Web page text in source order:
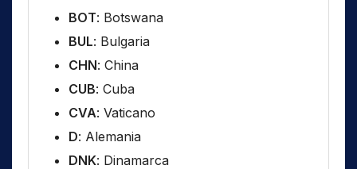
BOT: Botswana
BUL: Bulgaria
CHN: China
CUB: Cuba
CVA: Vaticano
D: Alemania
DNK: Dinamarca